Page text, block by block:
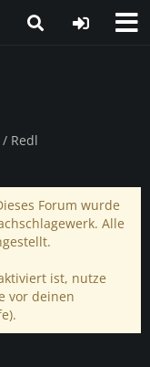
Redl
Forum wurde
Alle
ist, nutze
vor deinen